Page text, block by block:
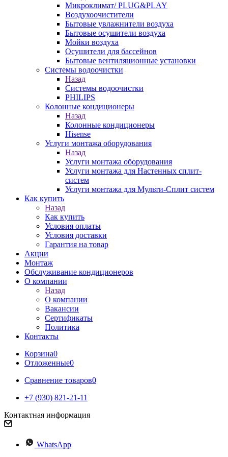
Микроклимат/ PLUG&PLAY
Воздухоочистители
Бытовые увлажнители воздуха
Бытовые осушители воздуха
Мойки воздуха
Осушители для бассейнов
Бытовые вентиляционные установки
Системы водоочистки
Назад
Системы водоочистки
PHILIPS
Колонные кондиционеры
Назад
Колонные кондиционеры
Hisense
Услуги монтажа оборудования
Назад
Услуги монтажа оборудования
Услуги монтажа для Настенных сплит-
систем
Услуги монтажа для Мульти-Сплит систем
Как купить
Назад
Как купить
Условия оплаты
Условия доставки
Гарантия на товар
Акции
Монтаж
Обслуживание кондиционеров
О компании
Назад
О компании
Вакансии
Сертификаты
Политика
Контакты
Корзина0
Отложенные0
Сравнение товаров0
+7 (930) 821-21-11
Контактная информация
WhatsApp